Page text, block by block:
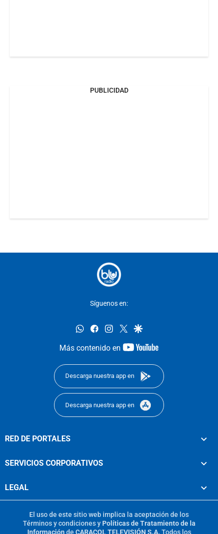
PUBLICIDAD
Síguenos en:
whatsappfacebookinstagram
twittergoogle
Más contenido en
youtube-
Descarga nuestra app en
Descarga nuestra app en
RED DE PORTALES
SERVICIOS CORPORATIVOS
LEGAL
El uso de este sitio web implica la aceptación de los
Términos y condicionesy Políticas de Tratamiento de la
Información de CARACOL TELEVISIÓN S.A. Todos los